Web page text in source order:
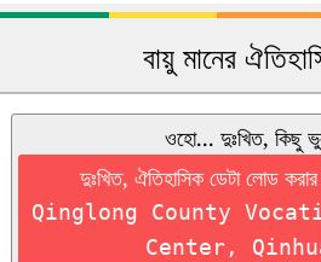
বায়ু মানের
ওহো... দুঃখিত, কিছু
দুঃখিত, ঐতিহাসিক ডেটা লোড
Qinglong County
Center,